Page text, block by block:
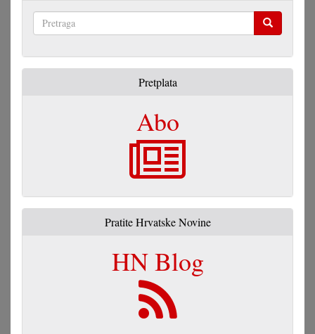
Pretplata
Abo
Pratite Hrvatske Novine
HN Blog